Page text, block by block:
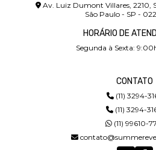
Av. Luiz Dumont Villares, 2210,
São Paulo - SP -
HORÁRIO DE
Segunda à Sexta:
CONTATO
(11) 3294-
(11) 3294-
(11) 99610-